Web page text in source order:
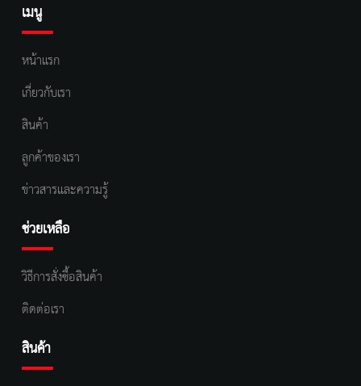
เมนู
หน้าแรก
เกี่ยวกับเรา
สินค้า
ลูกค้าของเรา
ข่าวสารและความรู้
ช่วยเหลือ
วิธีการสั่งซื้อสินค้า
ติดต่อเรา
สินค้า